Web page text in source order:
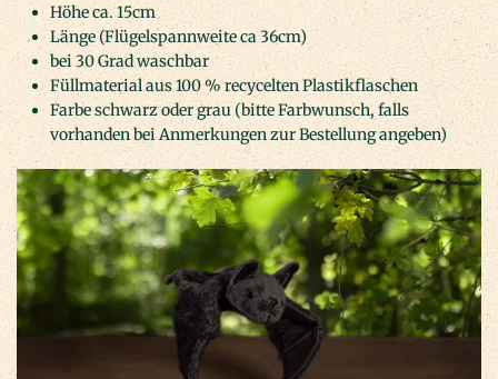
Höhe ca. 15cm
Länge (Flügelspannweite ca 36cm)
bei 30 Grad waschbar
Füllmaterial aus 100 % recycelten Plastikflaschen
Farbe schwarz oder grau (bitte Farbwunsch, falls
vorhanden bei Anmerkungen zur Bestellung angeben)